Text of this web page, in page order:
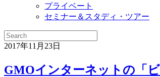
プライベート
セミナー＆スタディ・ツアー
2017年11月23日
GMOインターネットの「